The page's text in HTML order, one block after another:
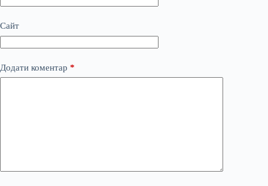
Сайт
Додати коментар *